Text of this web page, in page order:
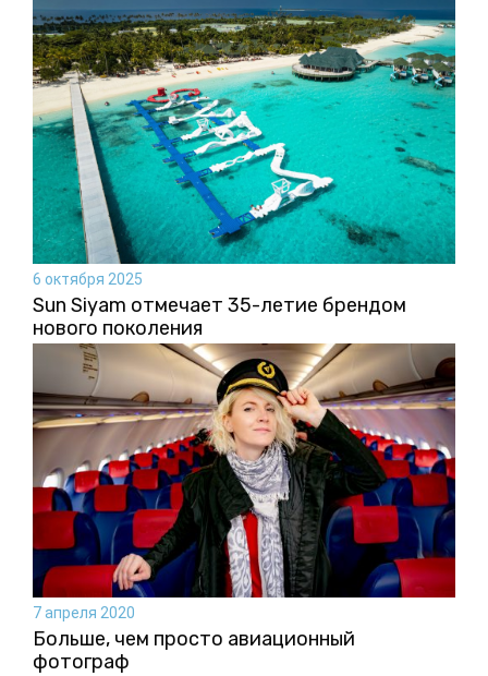
6 октября 2025
Sun Siyam отмечает 35-летие брендом
нового поколения
7 апреля 2020
Больше, чем просто авиационный
фотограф